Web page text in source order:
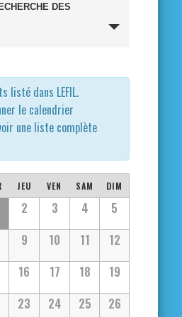
DES
listé dans LEFIL.
le calendrier
une liste complète
JEU VEN SAM DIM
2 3 4
5
9 10 11
12
16 17 18
19
23 24 25 26